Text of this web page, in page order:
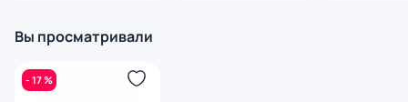
Вы просматривали
- 17 %